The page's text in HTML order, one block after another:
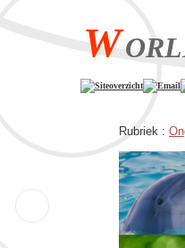
W
Siteoverzicht Email
Rubriek :